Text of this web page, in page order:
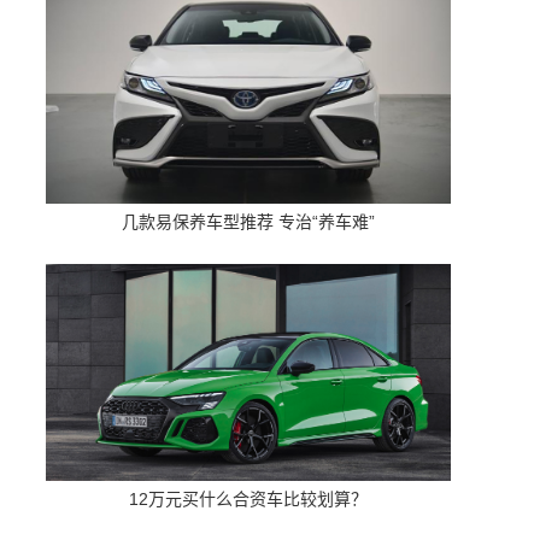
几款易保养车型推荐 专治“养车难”
12万元买什么合资车比较划算？